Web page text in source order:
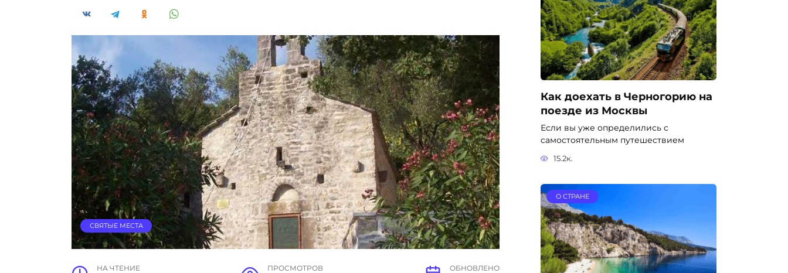
СВЯТЫЕ МЕСТА
НА ЧТЕНИЕ ПРОСМОТРОВ ОБНОВЛЕНО
Как доехать в Черногорию на
поезде из Москвы
Если вы уже определились с
самостоятельным путешествием
15.2к.
О СТРАНЕ